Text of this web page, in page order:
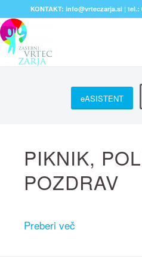
KONTAKT: info@vrteczarja.si | tel.:
eASISTENT
PIKNIK,
POZDRAV
Preberi več